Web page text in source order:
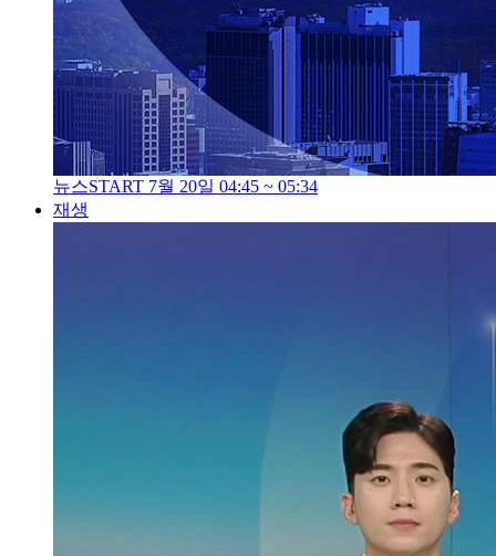
뉴스START 7월 20일 04:45 ~ 05:34
재생